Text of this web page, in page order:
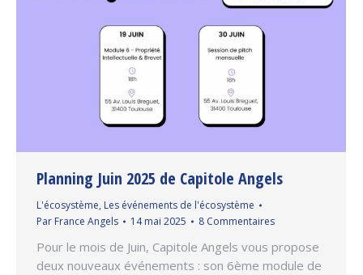
Planning Juin 2025 de Capitole Angels
L'écosystème, Les événements de l'écosystème
Par France Angels 14 mai 2025 8 Commentaires
Pour le mois de Juin, Capitole Angels vous propose
deux nouveaux événements : son 6ème module de